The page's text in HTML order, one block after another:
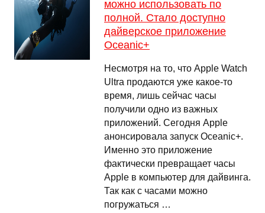
можно использовать по
полной. Стало доступно
дайверское приложение
Oceanic+
Несмотря на то, что Apple Watch
Ultra продаются уже какое-то
время, лишь сейчас часы
получили одно из важных
приложений. Сегодня Apple
анонсировала запуск Oceanic+.
Именно это приложение
фактически превращает часы
Apple в компьютер для дайвинга.
Так как с часами можно
погружаться …